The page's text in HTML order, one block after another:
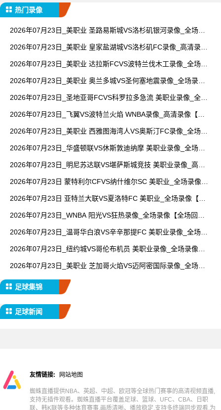
热门录像
2026年07月23日_美职业 圣路易斯城VS洛杉矶银河录像_全场录
2026年07月23日_美职业 皇家盐湖城VS洛杉矶FC录像_高清录像
2026年07月23日_美职业 达拉斯FCVS波特兰伐木工录像_全场录
2026年07月23日_美职业 奥兰多城VS圣何塞地震录像_全场录像
2026年07月23日_圣地亚哥FCVS科罗拉多急流 美职业录像_全场
2026年07月23日_飞翼VS波特兰火焰 WNBA录像_高清录像【全
2026年07月23日_美职业 西雅图海湾人VS奥斯汀FC录像_全场录
2026年07月23日_华盛顿联VS休斯敦迪纳摩 美职业录像_全场录
2026年07月23日_明尼苏达联VS堪萨斯城竞技 美职业录像_高清
2026年07月23日 蒙特利尔CFVS纳什维尔SC 美职业_全场录像
2026年07月23日 亚特兰大联VS夏洛特FC 美职业_全场录像【视
2026年07月23日_WNBA 阳光VS狂热录像_全场录像【全场回
2026年07月23日_温哥华白浪VS辛辛那提FC 美职业录像_全场录
2026年07月23日_纽约城VS哥伦布机员 美职业录像_全场录像
2026年07月23日_美职业 芝加哥火焰VS迈阿密国际录像_全场录
足球集锦
足球新闻
友情链接: 网站地图
蜘蛛直播提供NBA、英超、中超、欧冠等全球热门赛事的高清视频直播,
支持无插件观看。蜘蛛直播平台覆盖足球、篮球、UFC、CBA、日职
联、韩K联等多种体育赛事,画质清晰、播放稳定,支持多终端同步观看,为